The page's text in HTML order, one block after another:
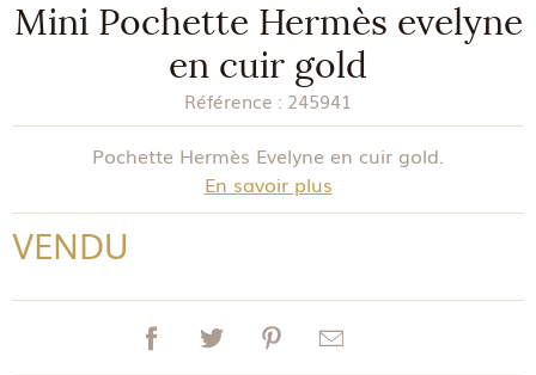
Mini Pochette Hermès evelyne
en cuir gold
Référence : 245941
Pochette Hermès Evelyne en cuir gold.
En savoir plus
VENDU